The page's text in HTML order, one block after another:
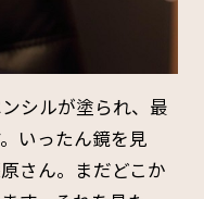
シルが塗られ、最
いったん鏡を見
さん。まだどこか